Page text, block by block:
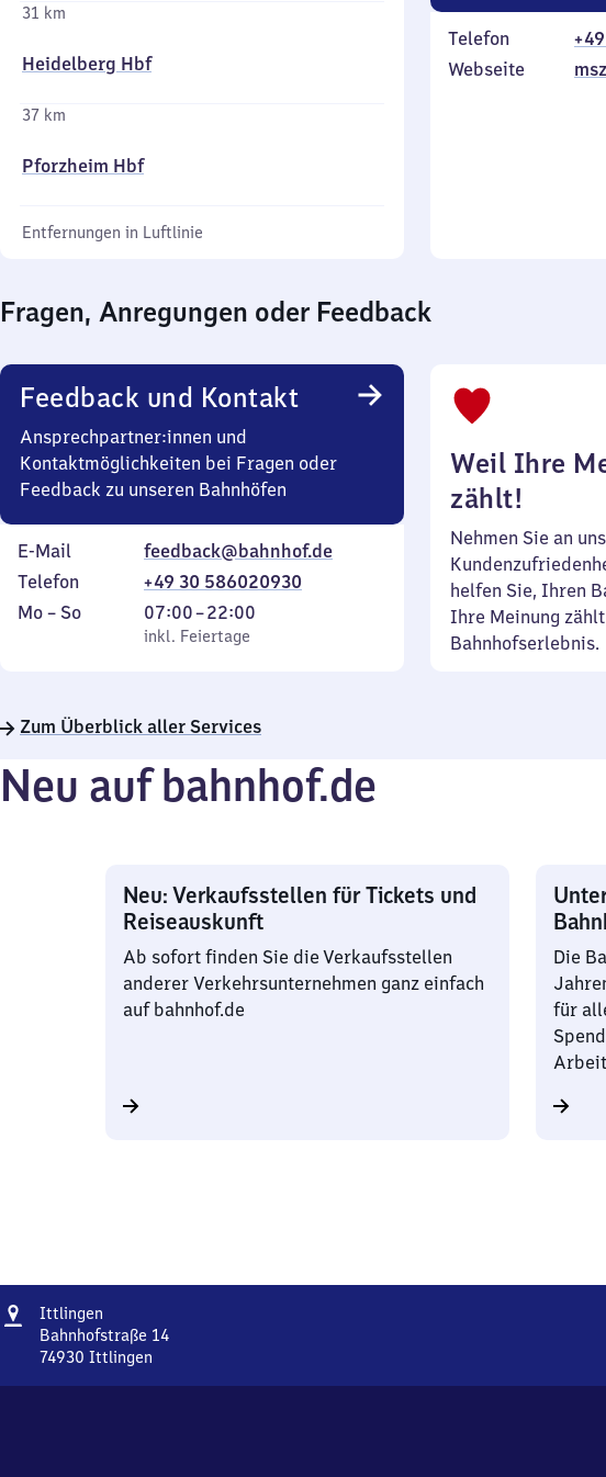
31 km
Heidelberg Hbf
37 km
Pforzheim Hbf
Entfernungen in Luftlinie
Telefon
Webseite
Fragen, Anregungen oder Feedback
Feedback und Kontakt
Ansprechpartner:innen und
Kontaktmöglichkeiten bei Fragen oder
Feedback zu unseren Bahnhöfen
E-Mail
feedback@bahnhof.de
Telefon
+49 30 586020930
Montag
Mo – So,
inkl. Feiertage
07:00–22:00
Von
7
22
inkl. Feiertage
Weil Ihre
zählt!
Nehmen Sie an
helfen Sie, Ihren
Ihre Meinung
Bahnhofserlebnis.
Zum Überblick aller Services
Neu auf bahnhof.de
Neu: Verkaufsstellen für Tickets und
Reiseauskunft
Ab sofort finden Sie die Verkaufsstellen
anderer Verkehrsunternehmen ganz einfach
auf bahnhof.de
Die
für
Adresse
Ittlingen
Bahnhofstraße 14
74930 Ittlingen